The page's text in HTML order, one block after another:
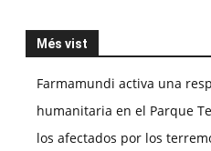
Més vist
Farmamundi activa una
humanitaria en el Parque
los afectados por los